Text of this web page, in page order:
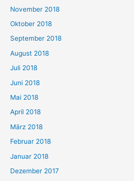
November 2018
Oktober 2018
September 2018
August 2018
Juli 2018
Juni 2018
Mai 2018
April 2018
März 2018
Februar 2018
Januar 2018
Dezember 2017